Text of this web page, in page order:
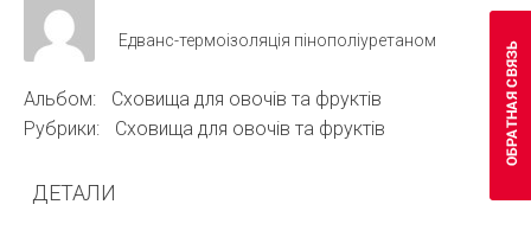
Едванс-термоізоляція пінополіуретаном
Альбом:
Сховища для овочів та фруктів
Рубрики:
Сховища для овочів та фруктів
ДЕТАЛИ